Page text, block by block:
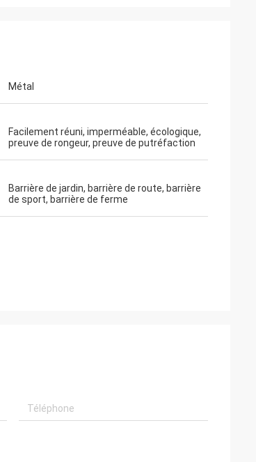
Métal
Facilement réuni, imperméable, écologique,
preuve de rongeur, preuve de putréfaction
Barrière de jardin, barrière de route, barrière
de sport, barrière de ferme